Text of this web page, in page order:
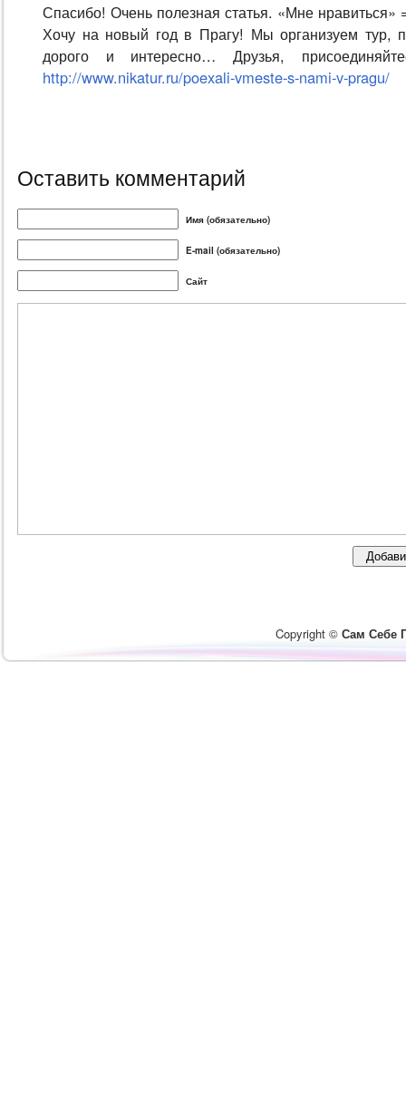
Спасибо! Очень полезная статья. «Мне нравиться»
Хочу на новый год в Прагу! Мы организуем тур,
дорого и интересно… Друзья,
http://www.nikatur.ru/poexali-vmeste-s-nami-v-pragu/
Оставить комментарий
Имя (обязательно)
E-mail (обязательно)
Сайт
Copyright © Сам Себе